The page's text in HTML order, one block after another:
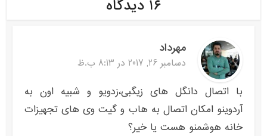
۱۶ دیدگاه
مهرداد
دسامبر 26, 2017 در 8:13 ب.ظ
با اتصال دانگل های زیگبی،زدویو و شبیه اون به
آردوینو امکان اتصال به هاب و گیت وی های تجهیزات
خانه هوشمنو هست یا خیر؟